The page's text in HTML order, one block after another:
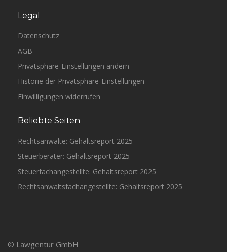
Legal
Datenschutz
AGB
Privatsphäre-Einstellungen ändern
Historie der Privatsphäre-Einstellungen
Einwilligungen widerrufen
Beliebte Seiten
Rechtsanwälte: Gehaltsreport 2025
Steuerberater: Gehaltsreport 2025
Steuerfachangestellte: Gehaltsreport 2025
Rechtsanwaltsfachangestellte: Gehaltsreport 2025
© Lawgentur GmbH